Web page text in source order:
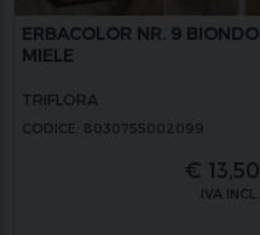
ERBACOLOR NR. 9 BIONDO
MIELE
TRIFLORA
CODICE: 8030755002099
€ 13,50
IVA INCL.